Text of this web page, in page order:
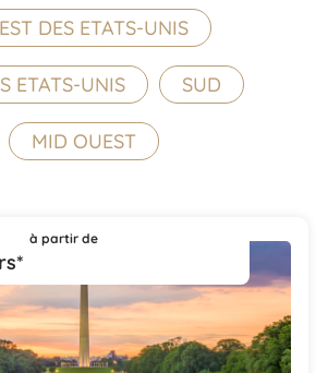
DES ETATS-UNIS
ETATS-UNIS SUD
MID OUEST
à partir de